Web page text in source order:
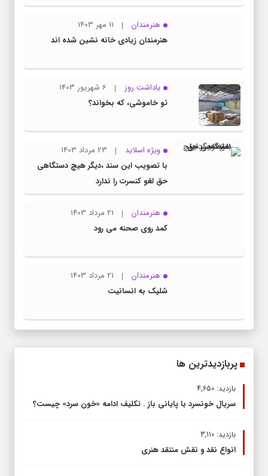
هنرمندان
11 مهر 1403
هنرمندان زیادی خانه نشین شده اند
یاداشت روز
6 شهریور 1403
تو خاموشی، که بخواند؟
ویژه اسلاید
23 مرداد 1403
با تصویب این سند ،دیگر هیچ دستگاهی
حق لغو کنسرت را ندارد
هنرمندان
21 مرداد 1403
کمد روی صحنه می رود
هنرمندان
21 مرداد 1403
شلیک به انسانیت
پربازدیدترین ها
بازدید: 4,650
سریال خونسرد با پایانی باز . تکلیف ادامه «خون سرد» چیست؟
بازدید: 3,110
انواع نقد و نقش منتقد هنری